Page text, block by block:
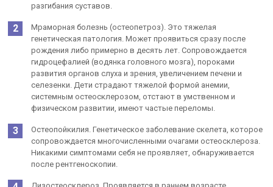
разгибания суставов.
Мраморная болезнь (остеопетроз). Это тяжелая
генетическая патология. Может проявиться сразу после
рождения либо примерно в десять лет. Сопровождается
гидроцефалией (водянка головного мозга), пороками
развития органов слуха и зрения, увеличением печени и
селезенки. Дети страдают тяжелой формой анемии,
системным остеосклерозом, отстают в умственном и
физическом развитии, имеют частые переломы.
Остеопойкилия. Генетическое заболевание скелета, которое
сопровождается многочисленными очагами остеосклероза.
Никакими симптомами себя не проявляет, обнаруживается
после рентгеноскопии.